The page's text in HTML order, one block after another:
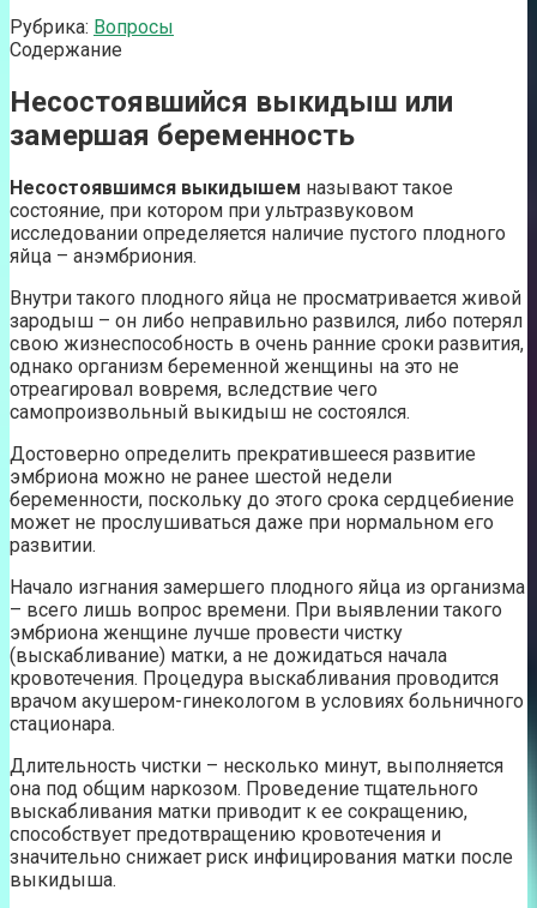
Рубрика: Вопросы
Содержание
Несостоявшийся выкидыш или
замершая беременность
Несостоявшимся выкидышем называют такое
состояние, при котором при ультразвуковом
исследовании определяется наличие пустого плодного
яйца – анэмбриония.
Внутри такого плодного яйца не просматривается живой
зародыш – он либо неправильно развился, либо потерял
свою жизнеспособность в очень ранние сроки развития,
однако организм беременной женщины на это не
отреагировал вовремя, вследствие чего
самопроизвольный выкидыш не состоялся.
Достоверно определить прекратившееся развитие
эмбриона можно не ранее шестой недели
беременности, поскольку до этого срока сердцебиение
может не прослушиваться даже при нормальном его
развитии.
Начало изгнания замершего плодного яйца из организма
– всего лишь вопрос времени. При выявлении такого
эмбриона женщине лучше провести чистку
(выскабливание) матки, а не дожидаться начала
кровотечения. Процедура выскабливания проводится
врачом акушером-гинекологом в условиях больничного
стационара.
Длительность чистки – несколько минут, выполняется
она под общим наркозом. Проведение тщательного
выскабливания матки приводит к ее сокращению,
способствует предотвращению кровотечения и
значительно снижает риск инфицирования матки после
выкидыша.